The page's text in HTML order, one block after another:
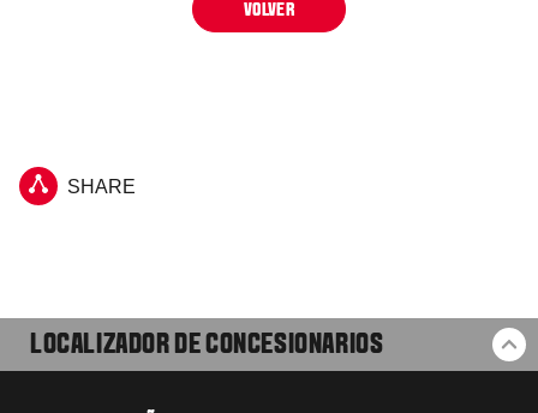
VOLVER
SHARE
LOCALIZADOR DE CONCESIONARIOS